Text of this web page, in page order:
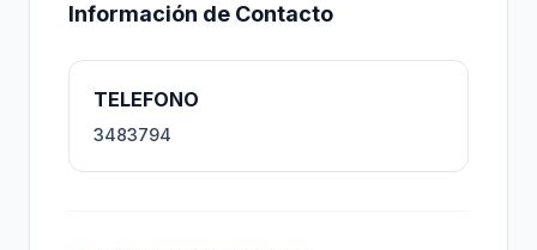
Información de Contacto
TELEFONO
3483794